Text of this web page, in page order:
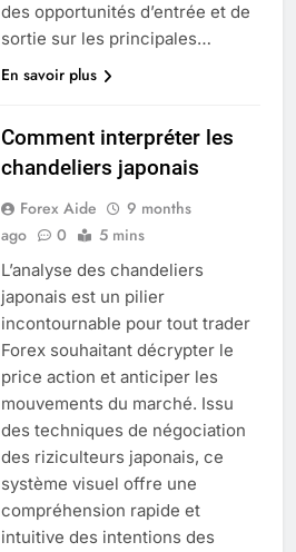
des opportunités d’entrée et de
sortie sur les principales…
En savoir plus
Comment interpréter les
chandeliers japonais
Forex Aide
9 months
ago
0 5 mins
L’analyse des chandeliers
japonais est un pilier
incontournable pour tout trader
Forex souhaitant décrypter le
price action et anticiper les
mouvements du marché. Issu
des techniques de négociation
des riziculteurs japonais, ce
système visuel offre une
compréhension rapide et
intuitive des intentions des